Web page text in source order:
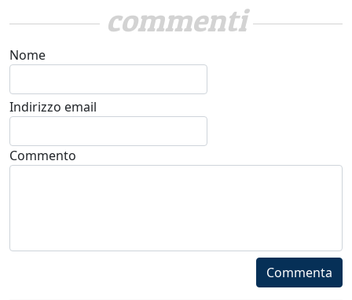
commenti
Nome
Indirizzo email
Commento
Commenta